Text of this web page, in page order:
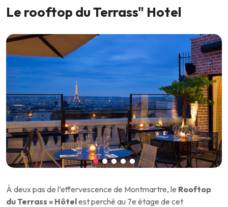
Le rooftop du Terrass" Hotel
À deux pas de l’effervescence de Montmartre, le Rooftop
du Terrass » Hôtelest perché au 7e étage de cet